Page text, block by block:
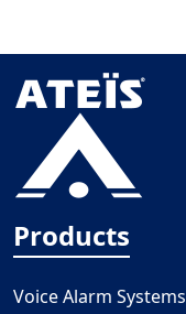
Products
Voice Alarm Systems